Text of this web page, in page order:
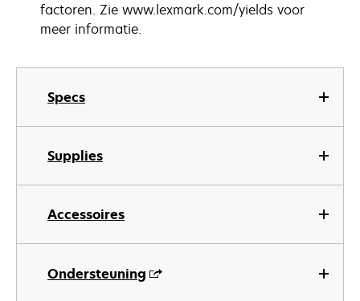
Specs
Supplies
Accessoires
Ondersteuning
factoren. Zie www.lexmark.com/yields voor
meer informatie.